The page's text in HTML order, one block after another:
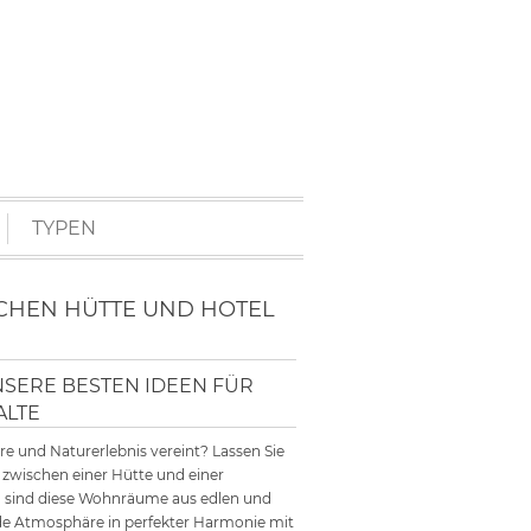
TYPEN
HÜTTE UND HOTEL
BESTEN IDEEN FÜR N
und Naturerlebnis vereint? Lassen Sie
einer Hütte und einer
diese Wohnräume aus edlen und
Atmosphäre in perfekter Harmonie mit